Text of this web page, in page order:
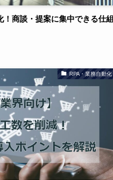
！商談・提案に集中できる仕組
RPA・業務自動化